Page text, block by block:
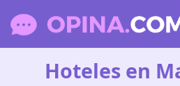
Hoteles en